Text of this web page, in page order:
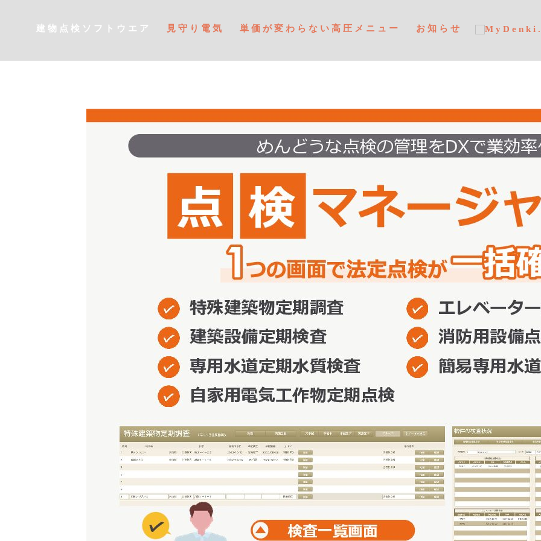
建物点検ソフトウエア 見守り電気 単価が変わらない高圧メニュー お知らせ